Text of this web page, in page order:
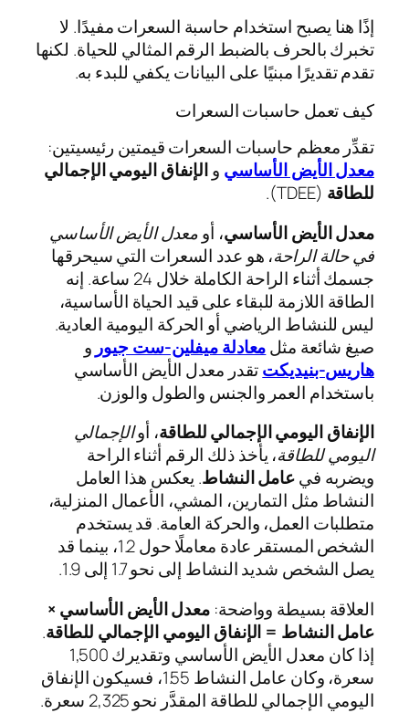
إذًا هنا يصبح استخدام حاسبة السعرات مفيدًا. لا
تخبرك بالحرف بالضبط الرقم المثالي للحياة. لكنها
تقدم تقديرًا مبنيًا على البيانات يكفي للبدء به.
كيف تعمل حاسبات السعرات
تقدِّر معظم حاسبات السعرات قيمتين رئيسيتين:
معدل الأيض الأساسي والإنفاق اليومي الإجمالي
للطاقة (TDEE).
معدل الأيض الأساسي، أومعدل الأيض الأساسي
في حالة الراحة، هو عدد السعرات التي سيحرقها
جسمك أثناء الراحة الكاملة خلال 24 ساعة. إنه
الطاقة اللازمة للبقاء على قيد الحياة الأساسية،
ليس للنشاط الرياضي أو الحركة اليومية العادية.
صيغ شائعة مثلمعادلة ميفلين‑ست جيور و
هاريس‑بنيديكتتقدر معدل الأيض الأساسي
باستخدام العمر والجنس والطول والوزن.
الإنفاق اليومي الإجمالي للطاقة، أوالإجمالي
اليومي للطاقة، يأخذ ذلك الرقم أثناء الراحة
ويضربه فيعامل النشاط. يعكس هذا العامل
النشاط مثل التمارين، المشي، الأعمال المنزلية،
متطلبات العمل، والحركة العامة. قد يستخدم
الشخص المستقر عادة معاملًا حول 1.2، بينما قد
يصل الشخص شديد النشاط إلى نحو 1.7 إلى 1.9.
العلاقة بسيطة وواضحة: معدل الأيض الأساسي ×
عامل النشاط = الإنفاق اليومي الإجمالي للطاقة.
إذا كان معدل الأيض الأساسي وتقديرك 1,500
سعرة، وكان عامل النشاط 1.55، فسيكون الإنفاق
اليومي الإجمالي للطاقة المقدَّر نحو 2,325 سعرة.